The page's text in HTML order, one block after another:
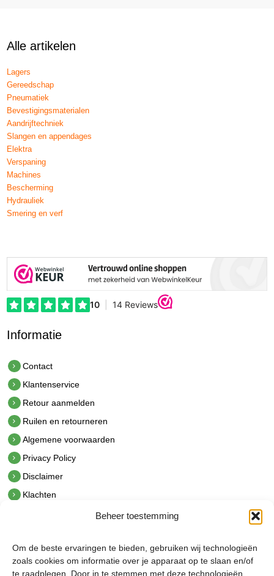
Beheer toestemming
Om de beste ervaringen te bieden, gebruiken wij technologieën
zoals cookies om informatie over je apparaat op te slaan en/of
te raadplegen. Door in te stemmen met deze technologieën
Alle artikelen
Lagers
Gereedschap
Pneumatiek
Bevestigingsmaterialen
Aandrijftechniek
Slangen en appendages
Elektra
Verspaning
Machines
Bescherming
Hydrauliek
Smering en verf
Informatie
Contact
Klantenservice
Retour aanmelden
Ruilen en retourneren
Algemene voorwaarden
Privacy Policy
Disclaimer
Klachten
hetindustriehuis B.V.
De Hoek 1 1601 MR Enkhuizen
t.0228 53 00 40